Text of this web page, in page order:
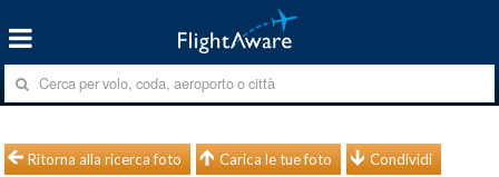
Ritorna alla ricerca foto Carica le tue foto Condividi